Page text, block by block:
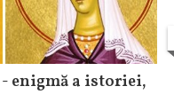
enigmă a istoriei,